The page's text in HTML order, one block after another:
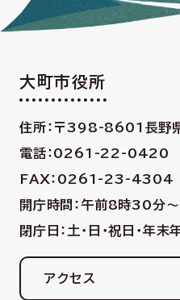
大町市役所
住所：〒398-8601 長野
電話：0261-22-0420
FAX：0261-23-4304
開庁時間：午前8時30分
閉庁日：土・日・祝日・年末
アクセス